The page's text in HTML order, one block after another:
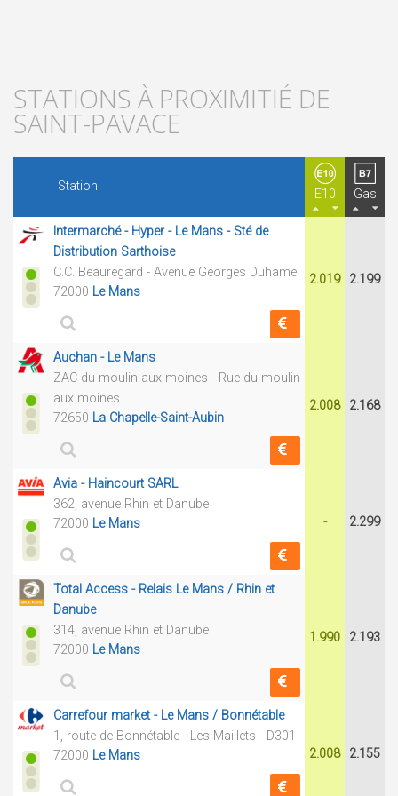
STATIONS À PROXIMITIÉ DE
SAINT-PAVACE
Station
E10 Gas
Intermarché - Hyper - Le Mans - Sté de
Distribution Sarthoise
C.C. Beauregard - Avenue Georges Duhamel
72000 Le Mans
2.019 2.199
Auchan - Le Mans
ZAC du moulin aux moines - Rue du moulin
aux moines
72650 La Chapelle-Saint-Aubin
2.008 2.168
Avia - Haincourt SARL
362, avenue Rhin et Danube
72000 Le Mans - 2.299
Total Access - Relais Le Mans / Rhin et
Danube
314, avenue Rhin et Danube
72000 Le Mans
1.990 2.193
Carrefour market - Le Mans / Bonnétable
1, route de Bonnétable - Les Maillets - D301
72000 Le Mans 2.008 2.155